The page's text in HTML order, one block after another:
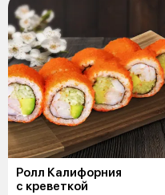
Ролл Калифорния
с креветкой